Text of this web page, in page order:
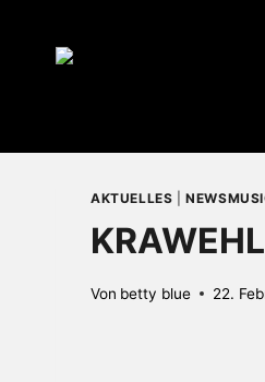
AKTUELLES |
Von betty blue 22.